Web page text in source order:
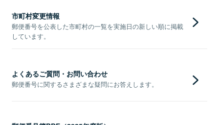
市町村変更情報
郵便番号を公表した市町村の一覧を実施日の新しい順に掲載
しています。
よくあるご質問・お問い合わせ
郵便番号に関するさまざまな疑問にお答えします。